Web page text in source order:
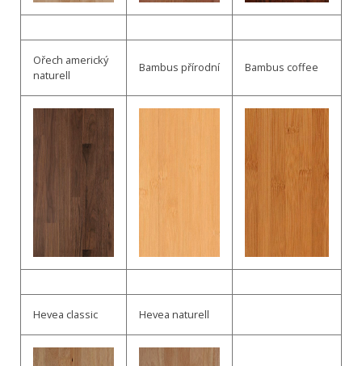
Ořech americký
naturell
Bambus přírodní Bambus coffee
Hevea classic Hevea naturell